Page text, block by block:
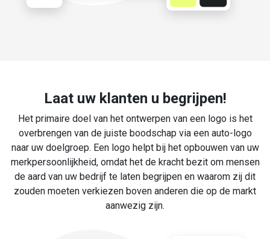
Laat uw klanten u begrijpen!
Het primaire doel van het ontwerpen van een logo is het
overbrengen van de juiste boodschap via een auto-logo
naar uw doelgroep. Een logo helpt bij het opbouwen van uw
merkpersoonlijkheid, omdat het de kracht bezit om mensen
de aard van uw bedrijf te laten begrijpen en waarom zij dit
zouden moeten verkiezen boven anderen die op de markt
aanwezig zijn.